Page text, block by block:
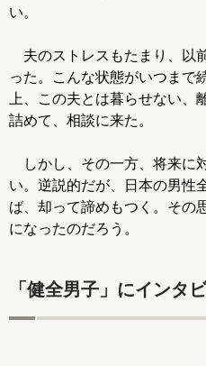
い。
夫のストレスもたまり、以
った。こんな状態がいつまで
上、この夫とは暮らせない、
詰めて、相談に来た。
しかし、その一方、将来に
い。逆説的だが、日本の男性
ば、却って諦めもつく。その
になったのだろう。
「健全男子」にインタ